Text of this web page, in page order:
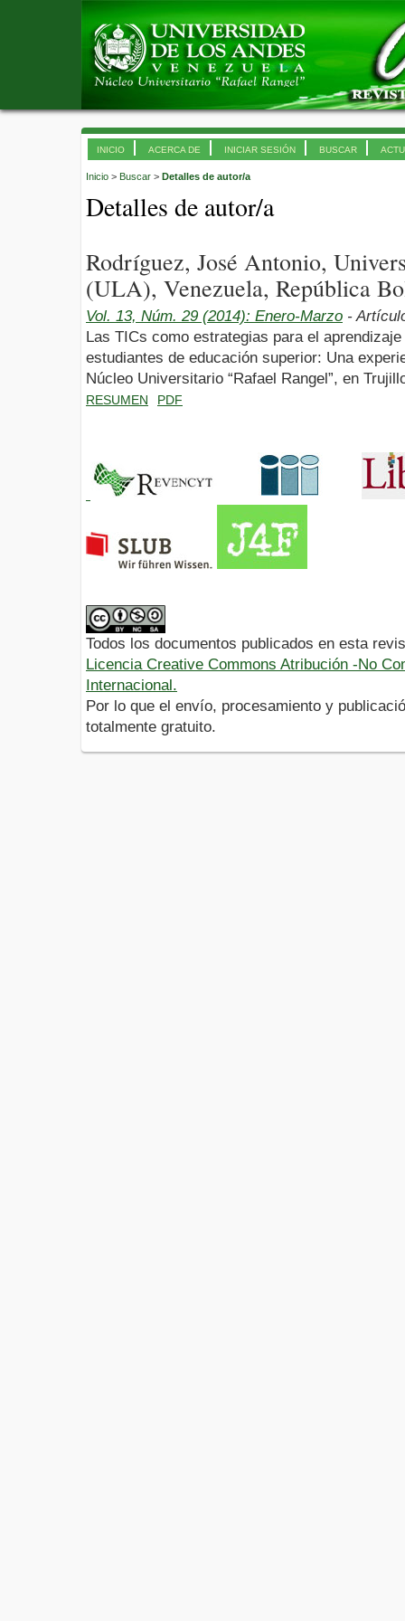
INICIO ACERCA DE INICIAR SESIÓN BUSCAR
Inicio > Buscar > Detalles de autor/a
Detalles de autor/a
Rodríguez, José Antonio,
(ULA), Venezuela, República
Vol. 13, Núm. 29 (2014): Enero-Marzo -
Las TICs como estrategias para el
estudiantes de educación superior: Una
Núcleo Universitario “Rafael Rangel”, en
RESUMEN PDF
Todos los documentos publicados en esta
Licencia Creative Commons Atribución -No
Internacional.
Por lo que el envío, procesamiento y
totalmente gratuito.